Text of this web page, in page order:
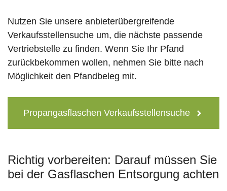
Nutzen Sie unsere anbieterübergreifende
Verkaufsstellensuche um, die nächste passende
Vertriebstelle zu finden. Wenn Sie Ihr Pfand
zurückbekommen wollen, nehmen Sie bitte nach
Möglichkeit den Pfandbeleg mit.
Propangasflaschen Verkaufsstellensuche
Richtig vorbereiten: Darauf müssen Sie
bei der Gasflaschen Entsorgung achten